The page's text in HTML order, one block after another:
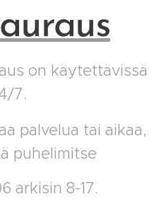
on käytettävissä
7.
palvelua tai aikaa,
puhelimitse
arkisin 8-17.